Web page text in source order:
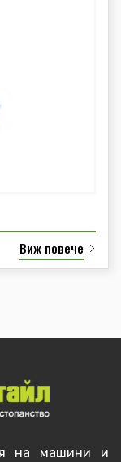
Виж повече
на машини и